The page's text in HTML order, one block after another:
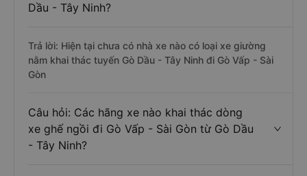
Dầu - Tây Ninh?
Trả lời: Hiện tại chưa có nhà xe nào có loại xe giường
nằm khai thác tuyến Gò Dầu - Tây Ninh đi Gò Vấp - Sài
Gòn
Câu hỏi: Các hãng xe nào khai thác dòng
xe ghế ngồi đi Gò Vấp - Sài Gòn từ Gò Dầu
- Tây Ninh?